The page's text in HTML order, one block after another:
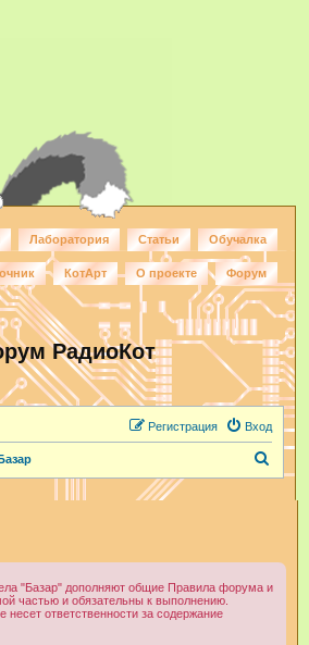
Лаборатория Статьи Обучалка
КотАрт О проекте Форум
РадиоКот
Вход
Регистрация
к
"Базар" дополняют общие Правила форума и
частью и обязательны к выполнению.
ответственности за содержание